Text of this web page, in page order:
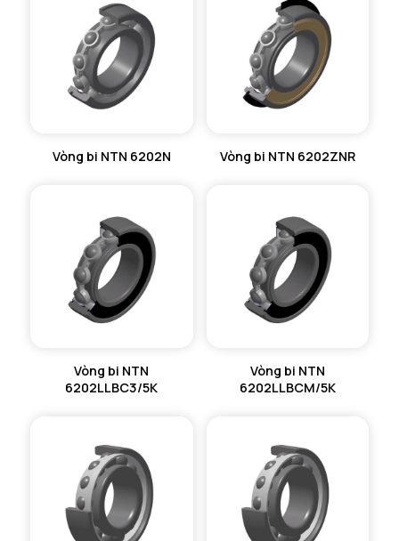
Vòng bi NTN 6202N Vòng bi NTN 6202ZNR
Vòng bi NTN
6202LLBC3/5K
Vòng bi NTN
6202LLBCM/5K